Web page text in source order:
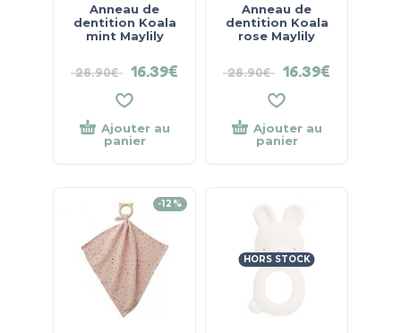
Anneau de
dentition Koala
mint Maylily
28.90€ 16.39€
Ajouter au
panier
Anneau de
dentition Koala
rose Maylily
28.90€ 16.39€
Ajouter au
panier
-12%
HORS STOCK